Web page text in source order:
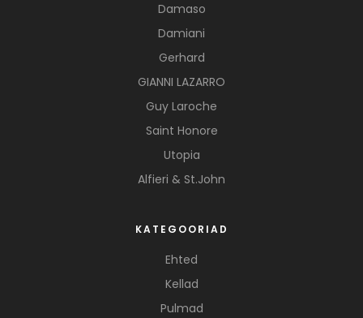
Damaso
Damiani
Gerhard
GIANNI LAZARRO
Guy Laroche
Saint Honore
Utopia
Alfieri & St.John
KATEGOORIAD
Ehted
Kellad
Pulmad